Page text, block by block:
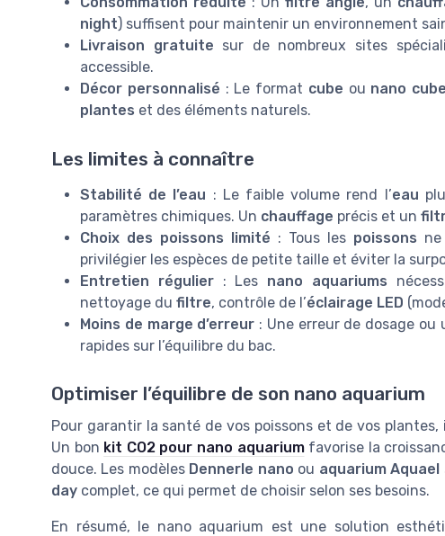
night) suffisent pour maintenir un environnement
Livraison gratuite sur de nombreux sites
accessible.
Décor personnalisé : Le format cube ou nano cube
plantes et des éléments naturels.
Les limites à connaître
Stabilité de l’eau : Le faible volume rend l’eau
paramètres chimiques. Un chauffage précis et un
Choix des poissons limité : Tous les poissons
privilégier les espèces de petite taille et éviter la
Entretien régulier: Les nano aquariums
nettoyage du filtre, contrôle de l’éclairage LED
Moins de marge d’erreur : Une erreur de dosage
rapides sur l’équilibre du bac.
Optimiser l’équilibre de son nano aquarium
Pour garantir la santé de vos poissons et de vos
Un bon kit CO2 pour nano aquariumfavorise la
douce. Les modèles Dennerle nano ou aquarium Aquael
day complet, ce qui permet de choisir selon ses besoins.
En résumé, le nano aquarium est une solution